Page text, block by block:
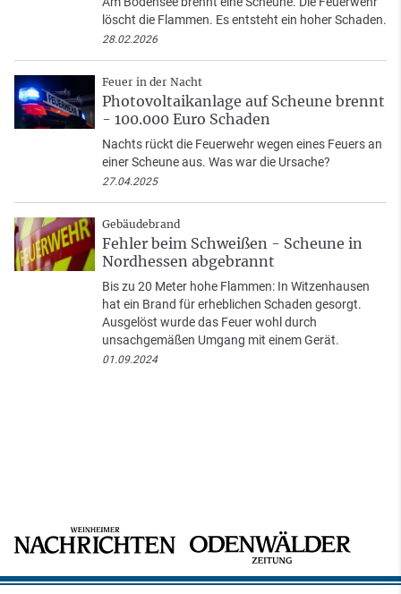
löscht die Flammen. Es entsteht ein hoher Schaden.
28.02.2026
Feuer in der Nacht
Photovoltaikanlage auf Scheune brennt
- 100.000 Euro Schaden
Nachts rückt die Feuerwehr wegen eines Feuers an
einer Scheune aus. Was war die Ursache?
27.04.2025
Gebäudebrand
Fehler beim Schweißen - Scheune in
Nordhessen abgebrannt
Bis zu 20 Meter hohe Flammen: In Witzenhausen
hat ein Brand für erheblichen Schaden gesorgt.
Ausgelöst wurde das Feuer wohl durch
unsachgemäßen Umgang mit einem Gerät.
01.09.2024